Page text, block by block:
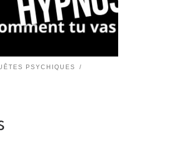
PSYCHIQUES